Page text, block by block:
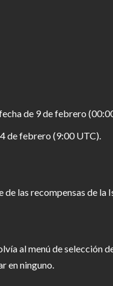
de 9 de febrero
de febrero (9:00 UTC).
las recompensas de la
al menú de selección
en ninguno.